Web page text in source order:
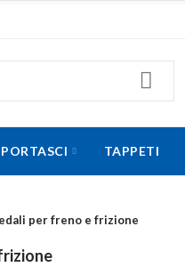
PORTASCI TAPPETI
per freno e frizione